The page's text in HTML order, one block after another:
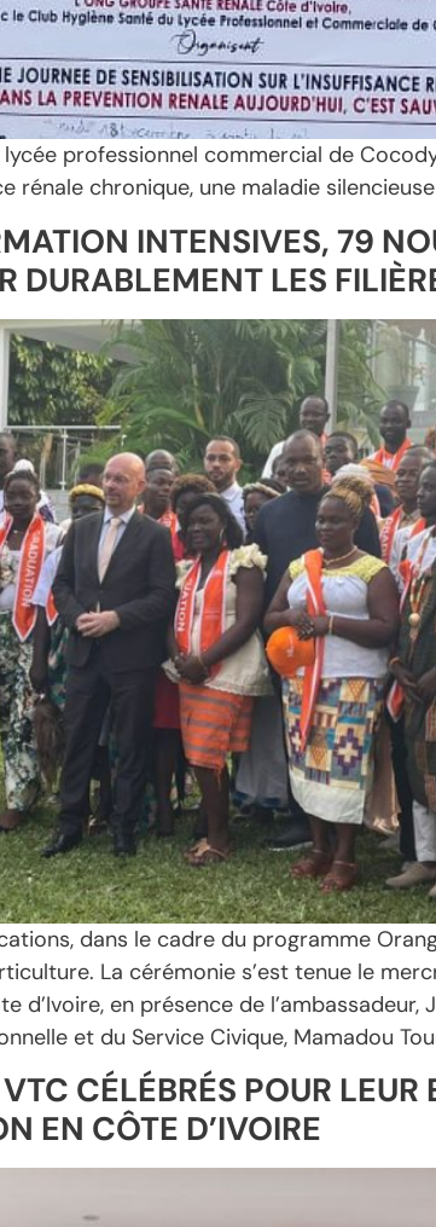
professionnel commercial de
rénale chronique, une maladie
INTENSIVES, 79
DURABLEMENT LES
dans le cadre du programme
La cérémonie s’est tenue le
d’Ivoire, en présence de
et du Service Civique, Mamadou
CÉLÉBRÉS POUR
EN CÔTE D’IVOIRE